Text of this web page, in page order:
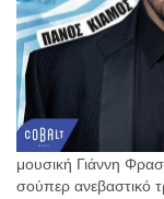
μουσική Γιάννη
σούπερ ανεβαστικό